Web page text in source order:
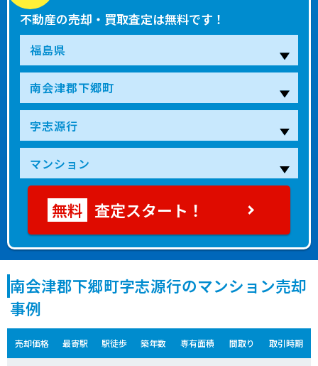
不動産の売却・買取査定は無料です！
査定スタート！
南会津郡下郷町字志源行のマンション売却
事例
売却価格 最寄駅 駅徒歩 築年数 専有面積 間取り 取引時期